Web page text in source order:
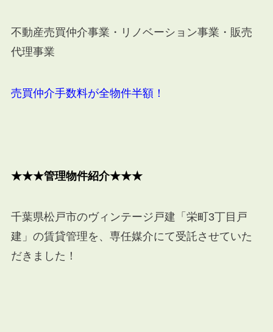
不動産売買仲介事業・リノベーション事業・販売
代理事業
売買仲介手数料が全物件半額！
★★★管理物件紹介★★★
千葉県松戸市のヴィンテージ戸建「栄町3丁目戸
建」の賃貸管理を、専任媒介にて受託させていた
だきました！